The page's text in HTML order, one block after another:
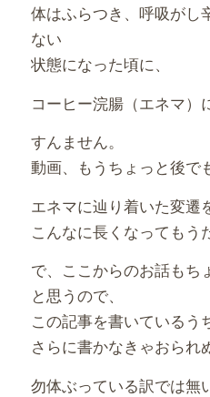
体はふらつき、呼吸がし
ない
状態になった頃に、
コーヒー浣腸（エネマ）
すんません。
動画、もうちょっと後で
エネマに辿り着いた変遷
こんなに長くなってもう
で、ここからのお話もち
と思うので、
この記事を書いているう
さらに書かなきゃおられ
勿体ぶっている訳では無